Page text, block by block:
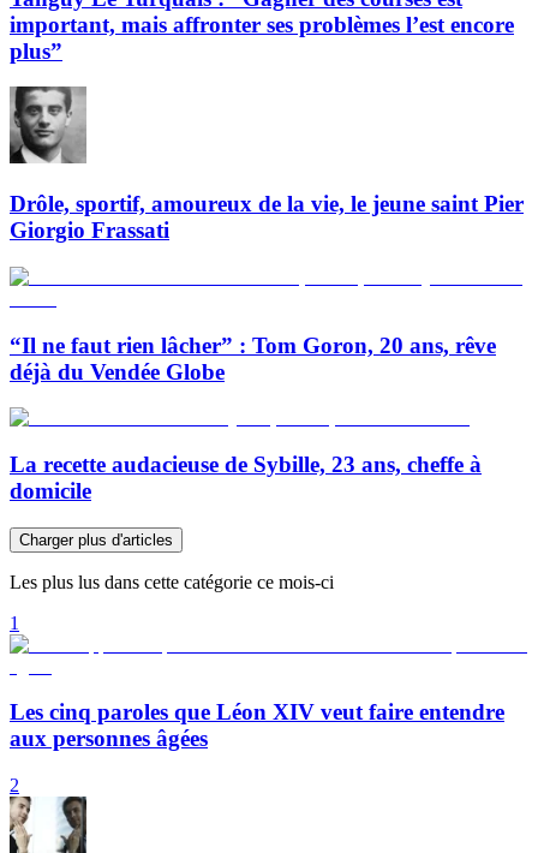
important, mais affronter ses problèmes l’est encore
plus”
Drôle, sportif, amoureux de la vie, le jeune saint Pier
Giorgio Frassati
“Il ne faut rien lâcher” : Tom Goron, 20 ans, rêve
déjà du Vendée Globe
La recette audacieuse de Sybille, 23 ans, cheffe à
domicile
Charger plus d'articles
Les plus lus dans cette catégorie ce mois-ci
1
Les cinq paroles que Léon XIV veut faire entendre
aux personnes âgées
2